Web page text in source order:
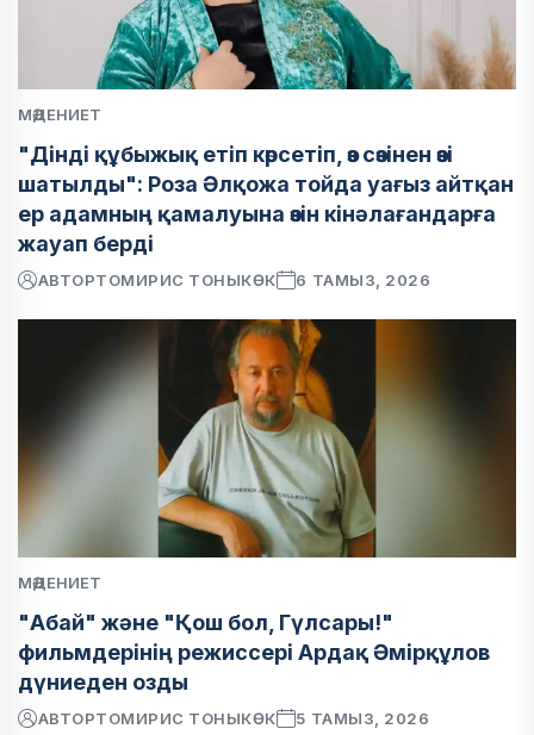
МӘДЕНИЕТ
"Дінді құбыжық етіп көрсетіп, өз сөзінен өзі
шатылды": Роза Әлқожа тойда уағыз айтқан
ер адамның қамалуына өзін кінәлағандарға
жауап берді
АВТОРТОМИРИС ТОНЫКӨК 6 ТАМЫЗ, 2026
МӘДЕНИЕТ
"Абай" және "Қош бол, Гүлсары!"
фильмдерінің режиссері Ардақ Әмірқұлов
дүниеден озды
АВТОРТОМИРИС ТОНЫКӨК 5 ТАМЫЗ, 2026